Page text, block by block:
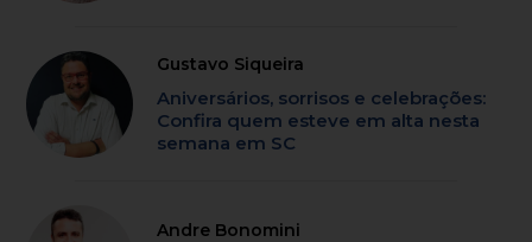
Gustavo Siqueira
Aniversários, sorrisos e celebrações:
Confira quem esteve em alta nesta
semana em SC
Andre Bonomini